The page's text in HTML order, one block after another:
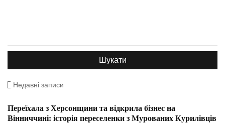
Недавні записи
Переїхала з Херсонщини та відкрила бізнес на
Вінниччині: історія переселенки з Мурованих Курилівців